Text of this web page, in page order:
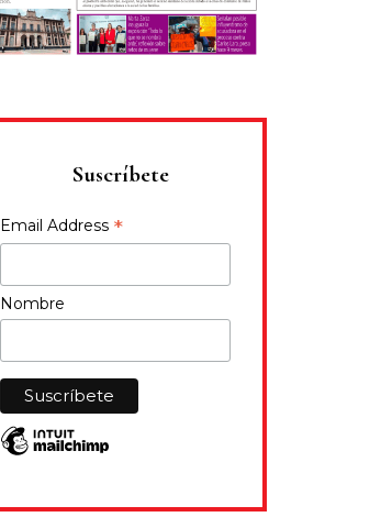
Suscríbete
Email Address *
Nombre